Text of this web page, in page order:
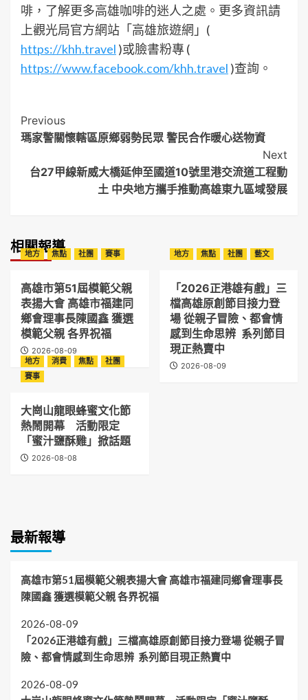
啡，了解更多高雄咖啡的迷人之處。更多資訊請
上觀光局官方網站「高雄旅遊網」(
https://khh.travel )或臉書粉專 (
https://www.facebook.com/khh.travel )查詢。
Post
Navigation
Previous
瑪家警關懷轄區原鄉弱勢民眾 警民合作暖心送物資
Next
台27甲線新威大橋延伸至國道10號里港交流道工程動
土 中央地方攜手推動高雄東九區域發展
相關報導
地方 焦點 社團 賽事
高雄市第51屆模範父親
表揚大會 高雄市福建同
鄉會理事長陳國鑫 獲選
模範父親 各界祝福
2026-08-09
地方 焦點 社團 藝文
「2026正港雄有戲」三
檔高雄原創節目接力登
場 從親子冒險、都會情
感到生命思辨 系列節目
現正熱賣中
2026-08-09
地方 消費 焦點
社團
賽事
大崗山龍眼蜂蜜文化節
熱鬧開幕 活動限定
「蜜汁鹽酥雞」掀話題
2026-08-08
最新報導
高雄市第51屆模範父親表揚大會 高雄市福建同鄉會理事長
陳國鑫 獲選模範父親 各界祝福
2026-08-09
「2026正港雄有戲」三檔高雄原創節目接力登場 從親子冒
險、都會情感到生命思辨 系列節目現正熱賣中
2026-08-09